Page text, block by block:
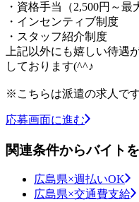
・資格手当（2,500円～最
・インセンティブ制度
・スタッフ紹介制度
上記以外にも嬉しい待遇
しております(^^♪
※こちらは派遣の求人です
応募画面に進む
関連条件からバイト
広島県×週払いOK
広島県×交通費支給